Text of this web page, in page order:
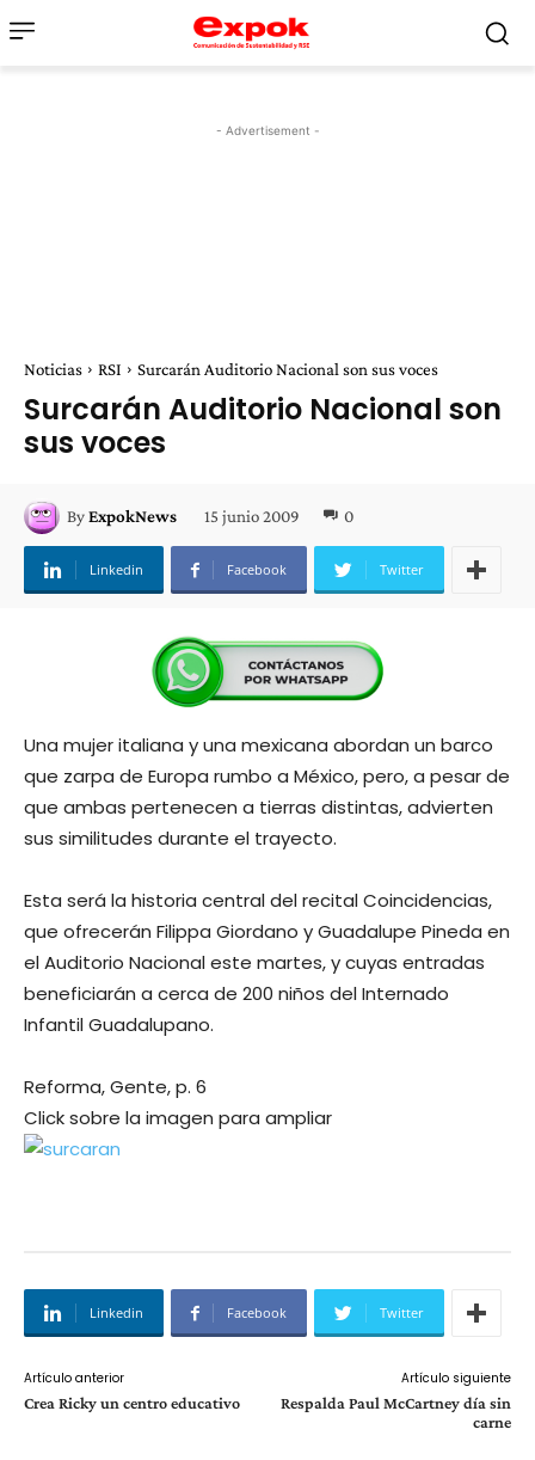
- Advertisement -
Noticias RSI Surcarán Auditorio Nacional son sus voces
Surcarán Auditorio Nacional son
sus voces
ByExpokNews 15 junio 2009 0
Linkedin Facebook Twitter
Una mujer italiana y una mexicana abordan un barco
que zarpa de Europa rumbo a México, pero, a pesar de
que ambas pertenecen a tierras distintas, advierten
sus similitudes durante el trayecto.
Esta será la historia central del recital Coincidencias,
que ofrecerán Filippa Giordano y Guadalupe Pineda en
el Auditorio Nacional este martes, y cuyas entradas
beneficiarán a cerca de 200 niños del Internado
Infantil Guadalupano.
Reforma, Gente, p. 6
Click sobre la imagen para ampliar
Linkedin Facebook Twitter
Artículo anterior
Crea Ricky un centro educativo
Artículo siguiente
Respalda Paul McCartney día sin
carne